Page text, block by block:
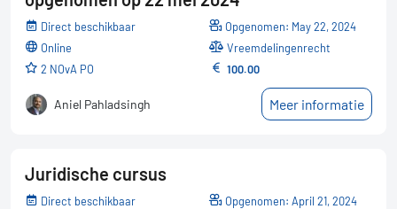
Direct beschikbaar
online
2 NOvA PO
Opgenomen: May 22, 2024
Vreemdelingenrecht
100.00
Aniel Pahladsingh Meer informatie
Juridische cursus
Direct beschikbaar
Opgenomen: April 21, 2024